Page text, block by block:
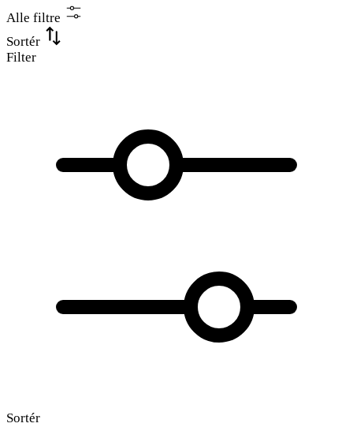
Alle filtre
Sortér
Filter
Sortér